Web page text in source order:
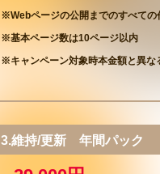
※Webページの公開までのすべての
※基本ページ数は10ページ以内
※キャンペーン対象時本金額と異な
3.維持/更新 年間パック